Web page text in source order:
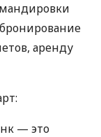
аренду
— это